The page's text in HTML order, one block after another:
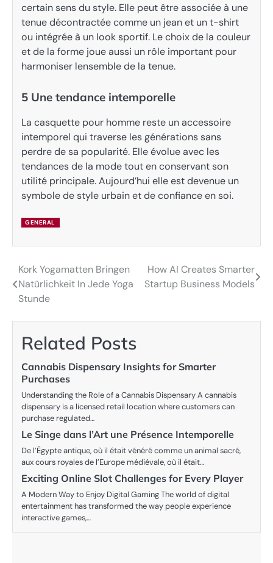
certain sens du style. Elle peut être associée à une
tenue décontractée comme un jean et un t-shirt
ou intégrée à un look sportif. Le choix de la couleur
et de la forme joue aussi un rôle important pour
harmoniser lensemble de la tenue.
5 Une tendance intemporelle
La casquette pour homme reste un accessoire
intemporel qui traverse les générations sans
perdre de sa popularité. Elle évolue avec les
tendances de la mode tout en conservant son
utilité principale. Aujourd’hui elle est devenue un
symbole de style urbain et de confiance en soi.
GENERAL
Post
navigation
Kork Yogamatten Bringen
Natürlichkeit In Jede Yoga
Stunde
How AI Creates Smarter
Startup Business Models
Related Posts
Cannabis Dispensary Insights for Smarter
Purchases
Understanding the Role of a Cannabis Dispensary A cannabis
dispensary is a licensed retail location where customers can
purchase regulated…
Le Singe dans l’Art une Présence Intemporelle
De l’Égypte antique, où il était vénéré comme un animal sacré,
aux cours royales de l’Europe médiévale, où il était…
Exciting Online Slot Challenges for Every Player
A Modern Way to Enjoy Digital Gaming The world of digital
entertainment has transformed the way people experience
interactive games,…